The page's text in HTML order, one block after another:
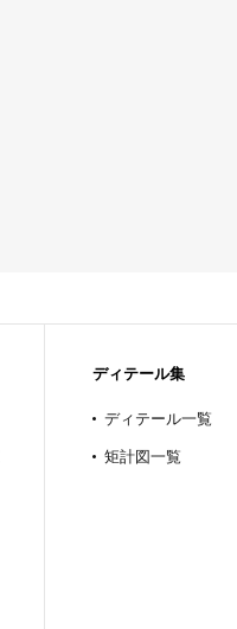
ディテール集
ディテール一覧
矩計図一覧